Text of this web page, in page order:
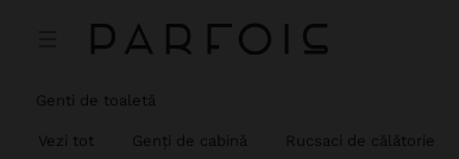
Genti de toaletă
Vezi tot Genți de cabină Rucsaci de călătorie